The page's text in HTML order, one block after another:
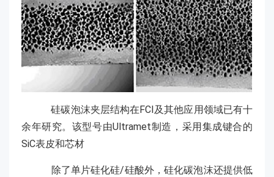
硅碳泡沫夹层结构在FCI及其他应用领域已有十
余年研究。该型号由Ultramet制造，采用集成键合的
SiC表皮和芯材
除了单片硅化硅/硅酸外，硅化碳泡沫还提供低